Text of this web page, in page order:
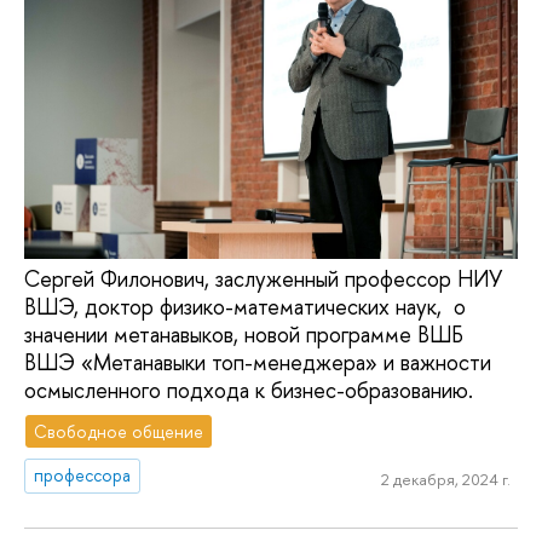
Сергей Филонович, заслуженный профессор НИУ
ВШЭ, доктор физико-математических наук, о
значении метанавыков, новой программе ВШБ
ВШЭ «Метанавыки топ-менеджера» и важности
осмысленного подхода к бизнес-образованию.
Свободное общение
профессора
2 декабря, 2024 г.